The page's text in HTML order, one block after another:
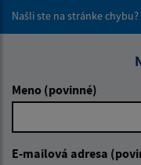
Našli ste na stránke chybu?
Meno (povinné)
E-mailová adresa